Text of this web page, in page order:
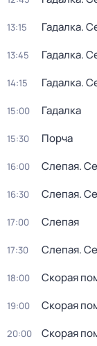
13:15 Гадалка.
13:45 Гадалка.
14:15 Гадалка.
15:00 Гадалка
15:30 Порча
16:00 Слепая.
16:30 Слепая.
17:00 Слепая
17:30 Слепая.
18:00 Скорая
19:00 Скорая
20:00 Скорая